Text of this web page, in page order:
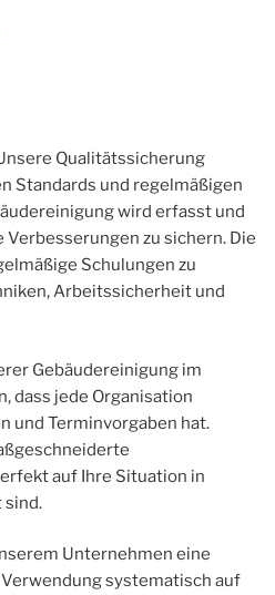
Qualitätssicherung
Standards und regelmäßigen
wird erfasst und
zu sichern. Die
Schulungen zu
Arbeitssicherheit und
Gebäudereinigung im
dass jede Organisation
und Terminvorgaben hat.
auf Ihre Situation in
sind.
Unternehmen eine
systematisch auf